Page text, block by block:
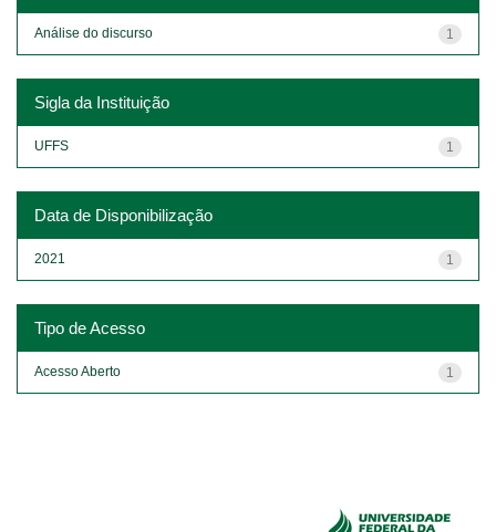
1
Análise do discurso
Sigla da Instituição
1
UFFS
Data de Disponibilização
1
2021
Tipo de Acesso
1
Acesso Aberto